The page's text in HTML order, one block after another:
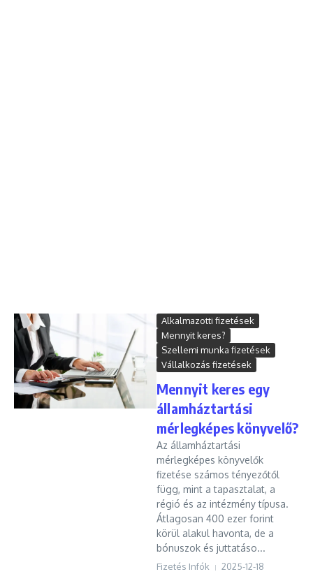
Alkalmazotti fizetések
Mennyit keres?
Szellemi munka fizetések
Vállalkozás fizetések
Mennyit keres egy
államháztartási
mérlegképes könyvelő?
Az államháztartási
mérlegképes könyvelők
fizetése számos tényezőtől
függ, mint a tapasztalat, a
régió és az intézmény típusa.
Átlagosan 400 ezer forint
körül alakul havonta, de a
bónuszok és juttatáso...
Fizetés Infók 2025-12-18